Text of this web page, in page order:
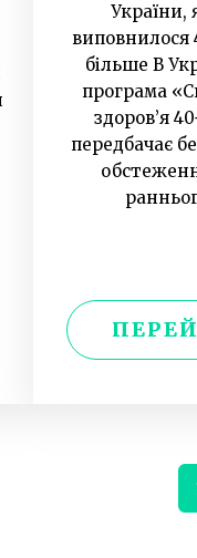
України,
виповнилося
більше В
програма
здоров’я
передбачає